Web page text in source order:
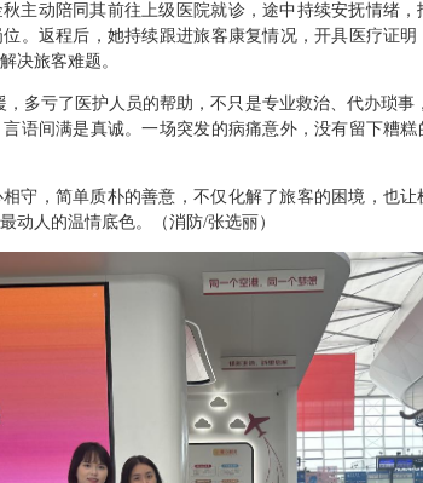
主动陪同其前往上级医院就诊，途中持续安抚情绪
。返程后，她持续跟进旅客康复情况，开具医疗证明
决旅客难题。
，多亏了医护人员的帮助，不只是专业救治、代办琐事
语间满是真诚。一场突发的病痛意外，没有留下糟
守，简单质朴的善意，不仅化解了旅客的困境，也
动人的温情底色。（消防/张选丽）